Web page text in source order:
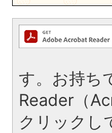
す。お持ち
Reader（
クリックし